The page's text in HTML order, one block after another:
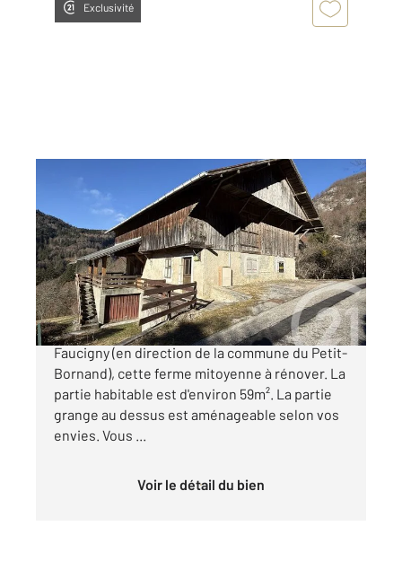
Exclusivité
ST PIERRE EN FAUCIGNY 74
2
, 2 pièces
Ref : 1368
Maison à vendre
161 500 €
A vendre sur les hauteurs de Saint Pierre En
Faucigny (en direction de la commune du Petit-
Bornand), cette ferme mitoyenne à rénover. La
partie habitable est d'environ 59m². La partie
grange au dessus est aménageable selon vos
envies. Vous ...
Voir le détail du bien